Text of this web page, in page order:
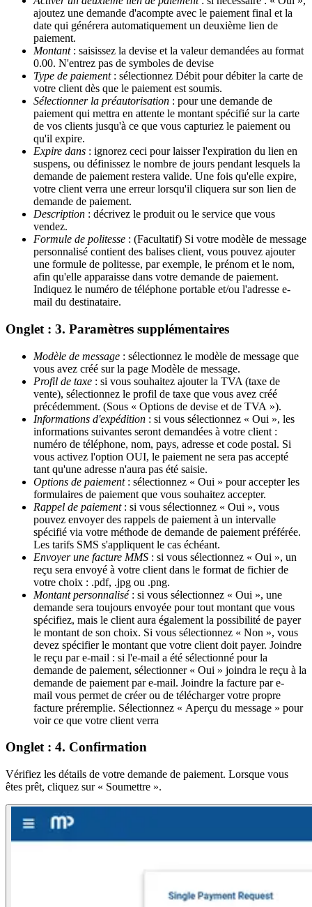
ajoutez une demande d'acompte avec le paiement final et la
date qui générera automatiquement un deuxième lien de
paiement.
Montant: saisissez la devise et la valeur demandées au format
0.00. N'entrez pas de symboles de devise
Type de paiement: sélectionnez Débit pour débiter la carte de
votre client dès que le paiement est soumis.
Sélectionner la préautorisation : pour une demande de
paiement qui mettra en attente le montant spécifié sur la carte
de vos clients jusqu'à ce que vous capturiez le paiement ou
qu'il expire.
Expire dans : ignorez ceci pour laisser l'expiration du lien en
suspens, ou définissez le nombre de jours pendant lesquels la
demande de paiement restera valide. Une fois qu'elle expire,
votre client verra une erreur lorsqu'il cliquera sur son lien de
demande de paiement.
Description : décrivez le produit ou le service que vous
vendez.
Formule de politesse : (Facultatif) Si votre modèle de message
personnalisé contient des balises client, vous pouvez ajouter
une formule de politesse, par exemple, le prénom et le nom,
afin qu'elle apparaisse dans votre demande de paiement.
Indiquez le numéro de téléphone portable et/ou l'adresse e-
mail du destinataire.
Onglet : 3. Paramètres supplémentaires
Modèle de message : sélectionnez le modèle de message que
vous avez créé sur la page Modèle de message.
Profil de taxe : si vous souhaitez ajouter la TVA (taxe de
vente), sélectionnez le profil de taxe que vous avez créé
précédemment. (Sous « Options de devise et de TVA »).
Informations d'expédition : si vous sélectionnez « Oui », les
informations suivantes seront demandées à votre client :
numéro de téléphone, nom, pays, adresse et code postal. Si
vous activez l'option OUI, le paiement ne sera pas accepté
tant qu'une adresse n'aura pas été saisie.
Options de paiement: sélectionnez « Oui » pour accepter les
formulaires de paiement que vous souhaitez accepter.
Rappel de paiement: si vous sélectionnez « Oui », vous
pouvez envoyer des rappels de paiement à un intervalle
spécifié via votre méthode de demande de paiement préférée.
Les tarifs SMS s'appliquent le cas échéant.
Envoyer une facture MMS : si vous sélectionnez « Oui », un
reçu sera envoyé à votre client dans le format de fichier de
votre choix : .pdf, .jpg ou .png.
Montant personnalisé: si vous sélectionnez « Oui », une
demande sera toujours envoyée pour tout montant que vous
spécifiez, mais le client aura également la possibilité de payer
le montant de son choix. Si vous sélectionnez « Non », vous
devez spécifier le montant que votre client doit payer. Joindre
le reçu par e-mail : si l'e-mail a été sélectionné pour la
demande de paiement, sélectionner « Oui » joindra le reçu à la
demande de paiement par e-mail. Joindre la facture par e-
mail vous permet de créer ou de télécharger votre propre
facture préremplie. Sélectionnez « Aperçu du message » pour
voir ce que votre client verra
Onglet : 4. Confirmation
Vérifiez les détails de votre demande de paiement. Lorsque vous
êtes prêt, cliquez sur « Soumettre ».